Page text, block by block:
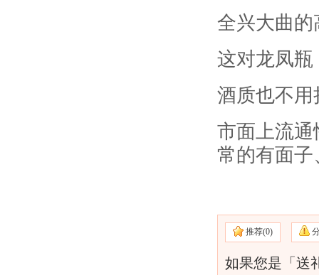
全兴大曲
这对龙凤
酒质也不
市面上流
常的有面
推荐(0)
如果您是「送